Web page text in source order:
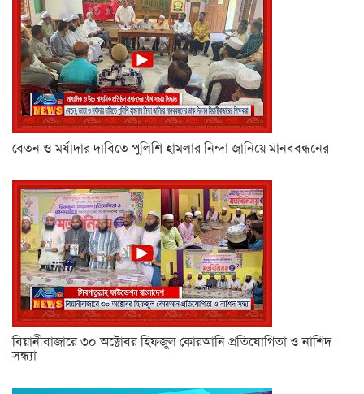
বেতন ও মর্যাদার দাবিতে পুলিশি হামলার নিন্দা জানিয়ে মানববন্ধনের
বিয়ানীবাজারে ৩০ অক্টোবর হিফজুল কোরআনি প্রতিযোগিতা ও নাশিদ
সন্ধ্যা